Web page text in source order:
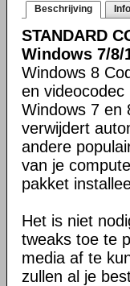
Beschrijving
STANDARD
Windows 7/8/
Windows 8
en
Windows 7 en
verwijdert
andere
van je
pakket
Het is niet
tweaks toe te
media af te
zullen al je